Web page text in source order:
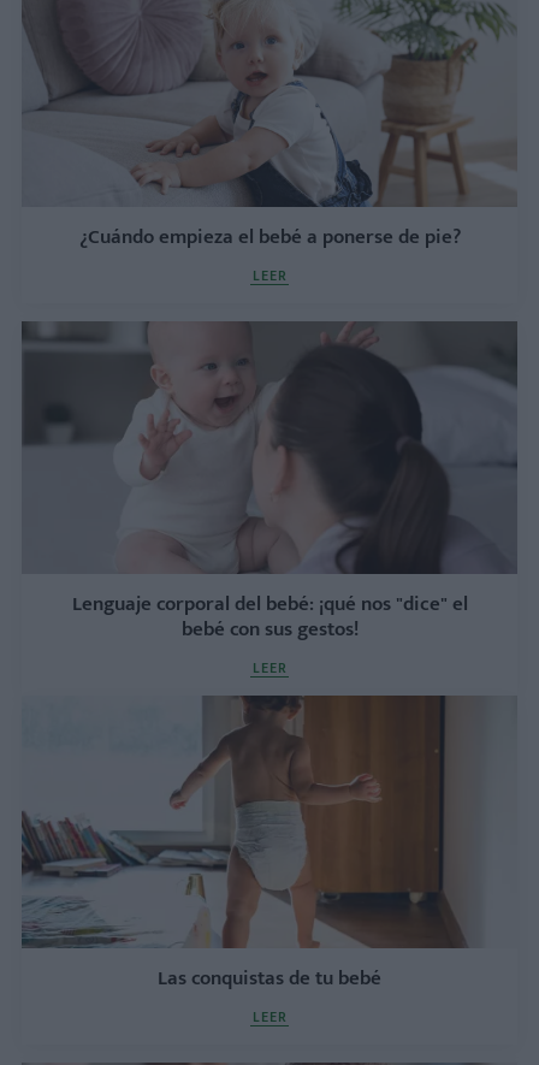
¿Cuándo empieza el bebé a ponerse de pie?
LEER
Lenguaje corporal del bebé: ¡qué nos "dice" el
bebé con sus gestos!
LEER
Las conquistas de tu bebé
LEER